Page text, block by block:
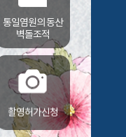
통일염원의 동산
벽돌조적
촬영허가신청